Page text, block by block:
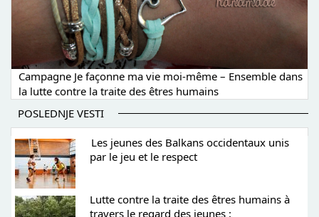
Campagne Je façonne ma vie moi-même – Ensemble dans
la lutte contre la traite des êtres humains
POSLEDNJE VESTI
Les jeunes des Balkans occidentaux unis
par le jeu et le respect
Lutte contre la traite des êtres humains à
travers le regard des jeunes :